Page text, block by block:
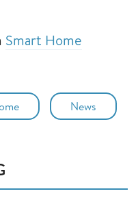
Smart Home
News